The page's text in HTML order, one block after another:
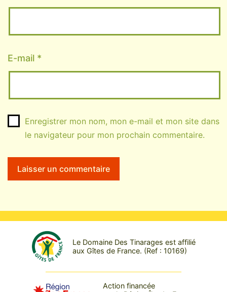
E-mail *
Enregistrer mon nom, mon e-mail et mon site dans
le navigateur pour mon prochain commentaire.
Le Domaine Des Tinarages est affilié
aux Gîtes de France. (Ref : 10169)
Action financée